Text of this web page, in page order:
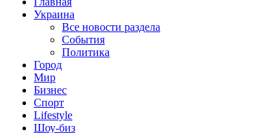
Украина
Все новости раздела
События
Политика
Город
Мир
Бизнес
Спорт
Lifestyle
Шоу-биз